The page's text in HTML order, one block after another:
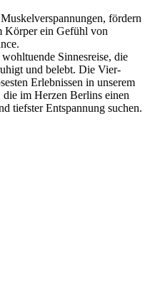
fördern
Körper ein Gefühl von
Sinnesreise, die
und belebt. Die Vier-
Erlebnissen in unserem
im Herzen Berlins einen
tiefster Entspannung suchen.